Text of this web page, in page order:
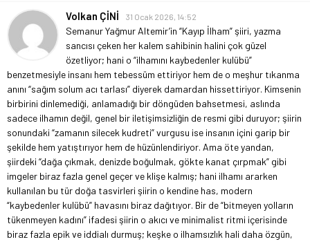
Volkan ÇİNİ 31 Ocak 2026, 14:52
Semanur Yağmur Altemir’in “Kayıp İlham” şiiri, yazma
sancısı çeken her kalem sahibinin halini çok güzel
özetliyor; hani o “ilhamını kaybedenler kulübü”
benzetmesiyle insanı hem tebessüm ettiriyor hem de o meşhur tıkanma
anını “sağım solum acı tarlası” diyerek damardan hissettiriyor. Kimsenin
birbirini dinlemediği, anlamadığı bir döngüden bahsetmesi, aslında
sadece ilhamın değil, genel bir iletişimsizliğin de resmi gibi duruyor; şiirin
sonundaki “zamanın silecek kudreti” vurgusu ise insanın içini garip bir
şekilde hem yatıştırıyor hem de hüzünlendiriyor. Ama öte yandan,
şiirdeki “dağa çıkmak, denizde boğulmak, gökte kanat çırpmak” gibi
imgeler biraz fazla genel geçer ve klişe kalmış; hani ilhamı ararken
kullanılan bu tür doğa tasvirleri şiirin o kendine has, modern
“kaybedenler kulübü” havasını biraz dağıtıyor. Bir de “bitmeyen yolların
tükenmeyen kadını” ifadesi şiirin o akıcı ve minimalist ritmi içerisinde
biraz fazla epik ve iddialı durmuş; keşke o ilhamsızlık hali daha özgün,